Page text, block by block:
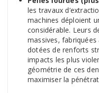
les travaux
machines déploient
considérable. Leurs
massives,
dotées de renforts
impacts les plus
géométrie de ces
maximiser la